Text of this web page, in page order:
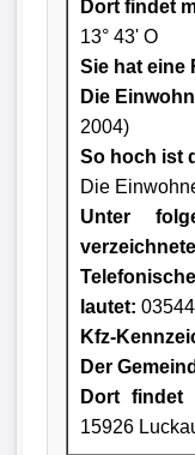
Dort findet
13° 43' O
Sie hat eine
Die
2004)
So hoch ist
Die
Unter
lautet: 03544
Kfz-
Der
Dort findet
15926